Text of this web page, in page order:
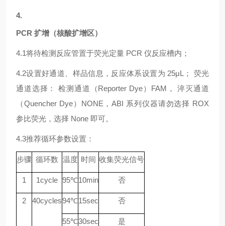
4.
PCR 扩增（核酸扩增区）
4.1将待检测反应管置于荧光定量 PCR 仪反应槽内；
4.2设置好通道、样品信息，反应体系设置为 25μL； 荧光
通道选择： 检测通道（Reporter Dye）FAM， 淬灭通道
（Quencher Dye）NONE，ABI 系列仪器请勿选择 ROX
参比荧光，选择 None 即可。
4.3推荐循环参数设置：
步骤 循环数 温度 时间 收集荧光信号
1 1cycle 95℃10min 否
2 40cycles94℃15sec 否
55℃30sec 是